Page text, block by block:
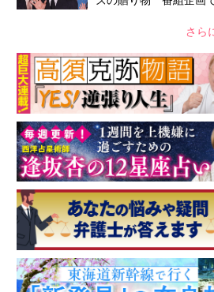
心遣いに「うれしくて
さら